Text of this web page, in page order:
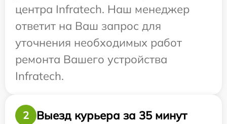
центра Infratech. Наш менеджер
ответит на Ваш запрос для
уточнения необходимых работ
ремонта Вашего устройства
Infratech.
2 Выезд курьера за 35 минут